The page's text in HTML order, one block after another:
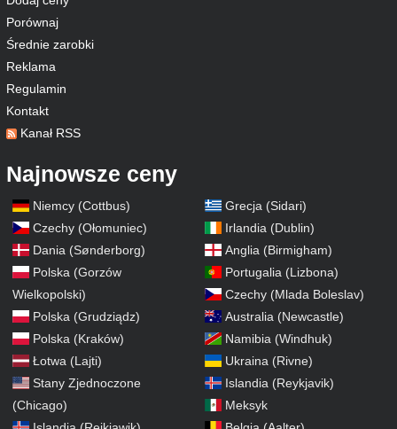
Porównaj
Średnie zarobki
Reklama
Regulamin
Kontakt
Kanał RSS
Najnowsze ceny
Niemcy (Cottbus)
Czechy (Ołomuniec)
Dania (Sønderborg)
Polska (Gorzów
Wielkopolski)
Polska (Grudziądz)
Polska (Kraków)
Łotwa (Lajti)
Stany Zjednoczone
(Chicago)
Grecja (Sidari)
Irlandia (Dublin)
Anglia (Birmigham)
Portugalia (Lizbona)
Czechy (Mlada Boleslav)
Australia (Newcastle)
Namibia (Windhuk)
Ukraina (Rivne)
Islandia (Reykjavik)
Meksyk